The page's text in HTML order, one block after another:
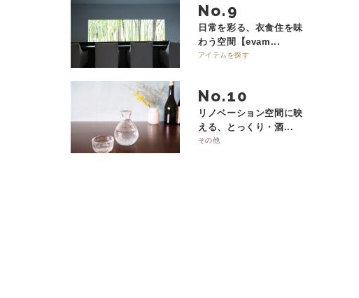
No.
日常を彩る、衣食住を味
わう空間【evam...
アイテムを探す
No.
リノベーション空間に映
える、とっくり・酒...
その他